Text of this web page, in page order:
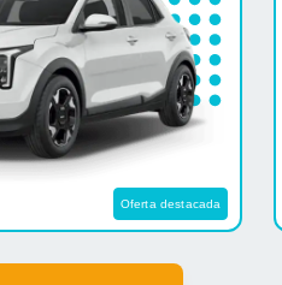
Oferta destacada